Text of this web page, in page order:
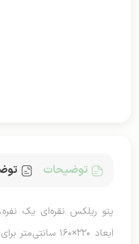
توضیحات
پتو ریلکس نقره‌ای یک
ابعاد ۲۲۰×۱۶۰